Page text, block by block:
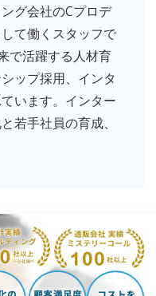
グ会社のCプロデ
て働くスタッフで
で活躍する人材育
ップ採用、インタ
います。インター
若手社員の育成、